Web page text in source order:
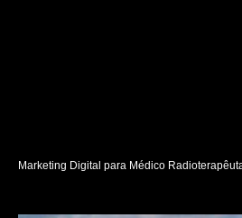
Marketing Digital para Médico